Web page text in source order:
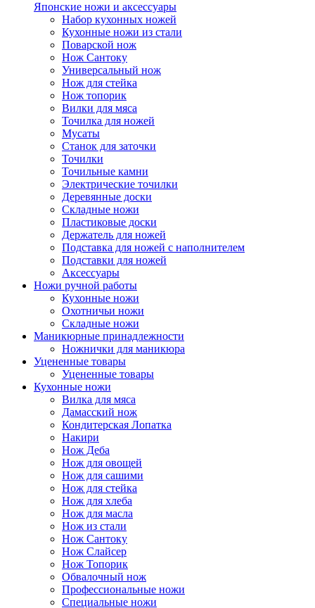
Японские ножи и аксессуары
Набор кухонных ножей
Кухонные ножи из стали
Поварской нож
Нож Сантоку
Универсальный нож
Нож для стейка
Нож топорик
Вилки для мяса
Точилка для ножей
Мусаты
Станок для заточки
Точилки
Точильные камни
Электрические точилки
Деревянные доски
Складные ножи
Пластиковые доски
Держатель для ножей
Подставка для ножей с наполнителем
Подставки для ножей
Аксессуары
Ножи ручной работы
Кухонные ножи
Охотничьи ножи
Складные ножи
Маникюрные принадлежности
Ножнички для маникюра
Уцененные товары
Уцененные товары
Кухонные ножи
Вилка для мяса
Дамасский нож
Кондитерская Лопатка
Накири
Нож Деба
Нож для овощей
Нож для сашими
Нож для стейка
Нож для хлеба
Нож для масла
Нож из стали
Нож Сантоку
Нож Слайсер
Нож Топорик
Обвалочный нож
Профессиональные ножи
Специальные ножи